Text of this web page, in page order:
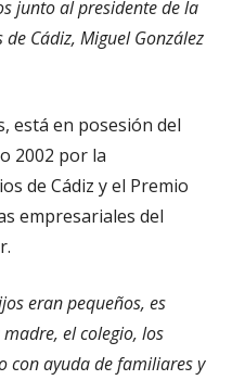
junto al presidente de la
Cádiz, Miguel González
está en posesión del
2002 por la
de Cádiz y el Premio
empresariales del
eran pequeños, es
el colegio, los
con ayuda de familiares y